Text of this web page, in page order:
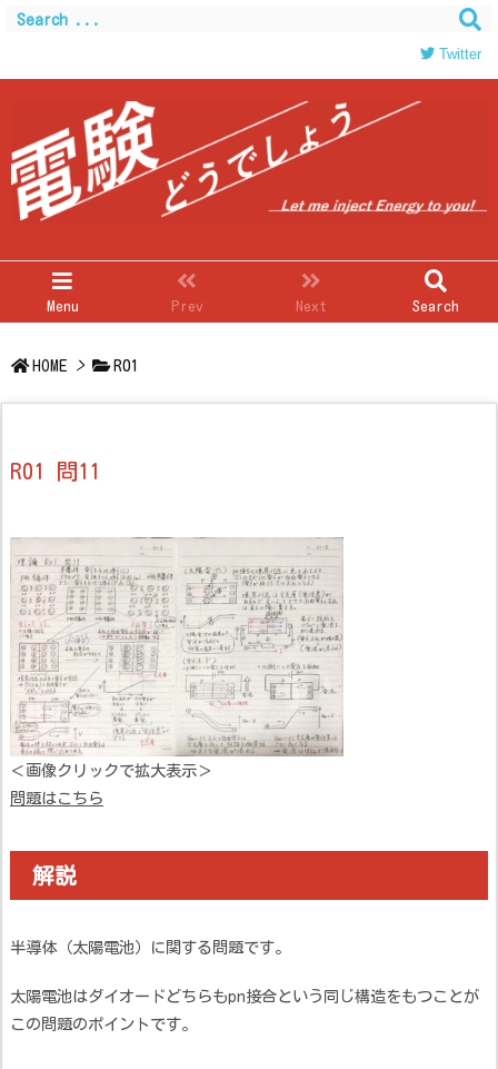
Menu Prev Next Search
Twitter
HOME > R01
R01 問11
＜画像クリックで拡大表示＞
問題はこちら
解説
半導体（太陽電池）に関する問題です。
太陽電池はダイオードどちらもpn接合という同じ構造をもつことが
この問題のポイントです。